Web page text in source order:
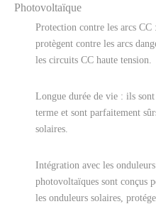
Photovoltaïque
Protection contre les arcs
protègent contre les arcs
les circuits CC haute tension.
Longue durée de vie : ils
terme et sont parfaitement
solaires.
Intégration avec les
photovoltaïques sont conçus
les onduleurs solaires,